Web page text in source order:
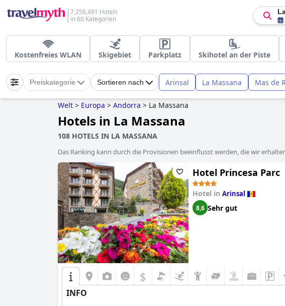
7,258,491 Hotels
in 60 Kategorien
Kostenfreies WLAN Skigebiet Parkplatz Skihotel an der Piste
Preiskategorie Sortieren nach Arinsal La Massana Mas de
Welt > Europa > Andorra > La Massana
Hotels in La Massana
108 HOTELS IN LA MASSANA
Das Ranking kann durch die Provisionen beeinflusst werden, die wir
Hotel Princesa Parc
Hotel in Arinsal
8,6 Sehr gut
$
INFO